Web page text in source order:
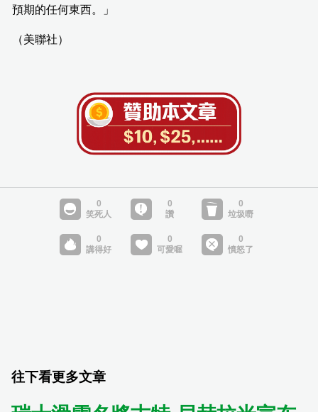
預期的任何東西。」
（美聯社）
往下看更多文章